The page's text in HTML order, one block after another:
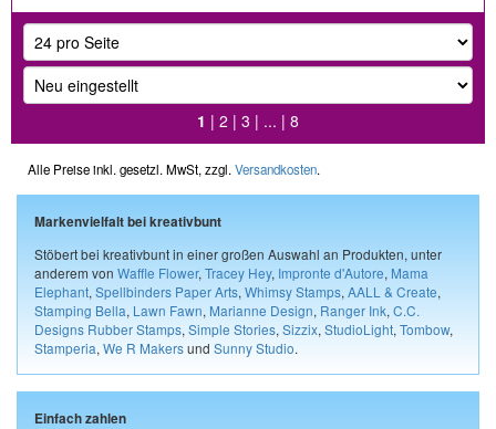
1 | 2 | 3 | ... | 8
Alle Preise inkl. gesetzl. MwSt, zzgl. Versandkosten.
Markenvielfalt bei kreativbunt
Stöbert bei kreativbunt in einer großen Auswahl an Produkten, unter
anderem von Waffle Flower, Tracey Hey, Impronte d'Autore, Mama
Elephant, Spellbinders Paper Arts, Whimsy Stamps, AALL & Create,
Stamping Bella, Lawn Fawn, Marianne Design, Ranger Ink, C.C.
Designs Rubber Stamps, Simple Stories, Sizzix, StudioLight, Tombow,
Stamperia, We R Makersund Sunny Studio.
Einfach zahlen